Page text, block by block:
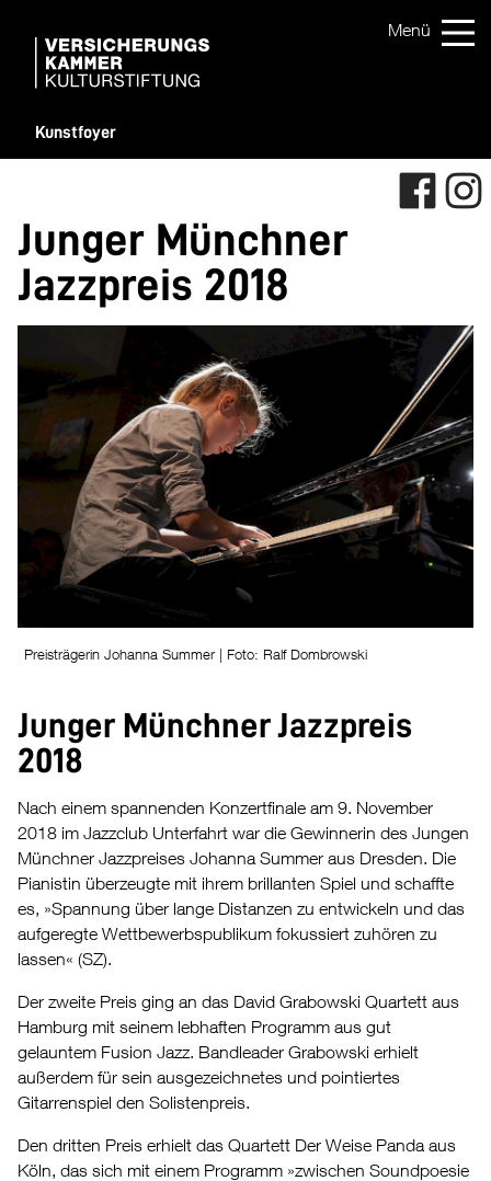
Kunstfoyer
Junger Münchner
Jazzpreis 2018
Preisträgerin Johanna Summer | Foto: Ralf Dombrowski
Junger Münchner Jazzpreis
2018
Nach einem spannenden Konzertfinale am 9. November
2018 im Jazzclub Unterfahrt war die Gewinnerin des Jungen
Münchner Jazzpreises Johanna Summer aus Dresden. Die
Pianistin überzeugte mit ihrem brillanten Spiel und schaffte
es, »Spannung über lange Distanzen zu entwickeln und das
aufgeregte Wettbewerbspublikum fokussiert zuhören zu
lassen« (SZ).
Der zweite Preis ging an das David Grabowski Quartett aus
Hamburg mit seinem lebhaften Programm aus gut
gelauntem Fusion Jazz. Bandleader Grabowski erhielt
außerdem für sein ausgezeichnetes und pointiertes
Gitarrenspiel den Solistenpreis.
Den dritten Preis erhielt das Quartett Der Weise Panda aus
Köln, das sich mit einem Programm »zwischen Soundpoesie